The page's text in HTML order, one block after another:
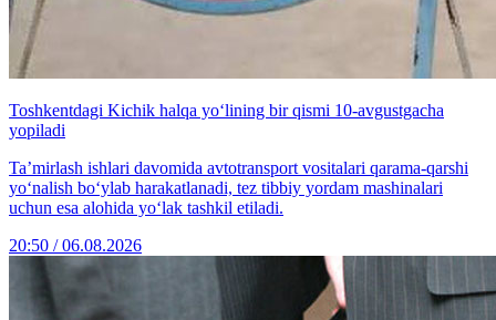
Toshkentdagi Kichik halqa yo‘lining bir qismi 10-avgustgacha
yopiladi
Ta’mirlash ishlari davomida avtotransport vositalari qarama-qarshi
yo‘nalish bo‘ylab harakatlanadi, tez tibbiy yordam mashinalari
uchun esa alohida yo‘lak tashkil etiladi.
20:50 / 06.08.2026